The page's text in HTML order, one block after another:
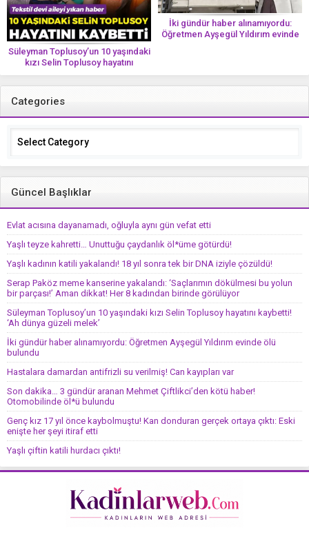
Süleyman Toplusoy’un 10 yaşındaki
kızı Selin Toplusoy hayatını
kaybetti! ‘Ah dünya güzeli melek’
İki gündür haber alınamıyordu:
Öğretmen Ayşegül Yıldırım evinde
Categories
Categories
Güncel Başlıklar
Evlat acısına dayanamadı, oğluyla aynı gün vefat etti
Yaşlı teyze kahretti… Unuttuğu çaydanlık öl*üme götürdü!
Yaşlı kadının katili yakalandı! 18 yıl sonra tek bir DNA iziyle çözüldü!
Serap Paköz meme kanserine yakalandı: ‘Saçlarımın dökülmesi bu yolun
bir parçası!’ Aman dikkat! Her 8 kadından birinde görülüyor
Süleyman Toplusoy’un 10 yaşındaki kızı Selin Toplusoy hayatını kaybetti!
‘Ah dünya güzeli melek’
İki gündür haber alınamıyordu: Öğretmen Ayşegül Yıldırım evinde ölü
bulundu
Hastalara damardan antifrizli su verilmiş! Can kayıpları var
Son dakika… 3 gündür aranan Mehmet Çiftlikci’den kötü haber!
Otomobilinde öl*ü bulundu
Genç kız 17 yıl önce kaybolmuştu! Kan donduran gerçek ortaya çıktı: Eski
enişte her şeyi itiraf etti
Yaşlı çiftin katili hurdacı çıktı!